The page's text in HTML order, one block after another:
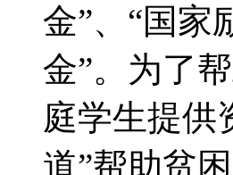
金”、“国家
金”。为了
庭学生提供
道”帮助贫